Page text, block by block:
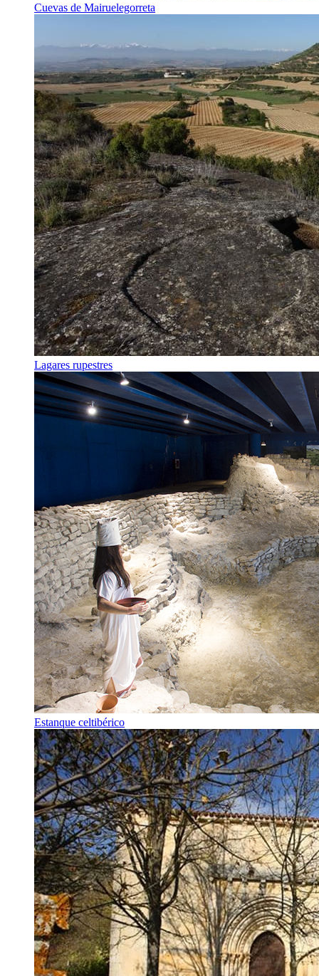
Cuevas de Mairuelegorreta
Lagares rupestres
Estanque celtibérico